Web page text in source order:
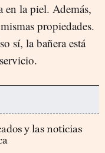
en la piel. Además,
propiedades.
sí, la bañera está
y las noticias